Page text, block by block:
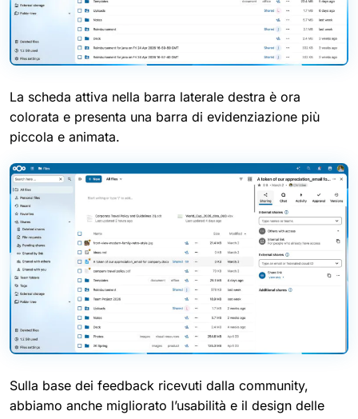
La scheda attiva nella barra laterale destra è ora
colorata e presenta una barra di evidenziazione più
piccola e animata.
Sulla base dei feedback ricevuti dalla community,
abbiamo anche migliorato l’usabilità e il design delle